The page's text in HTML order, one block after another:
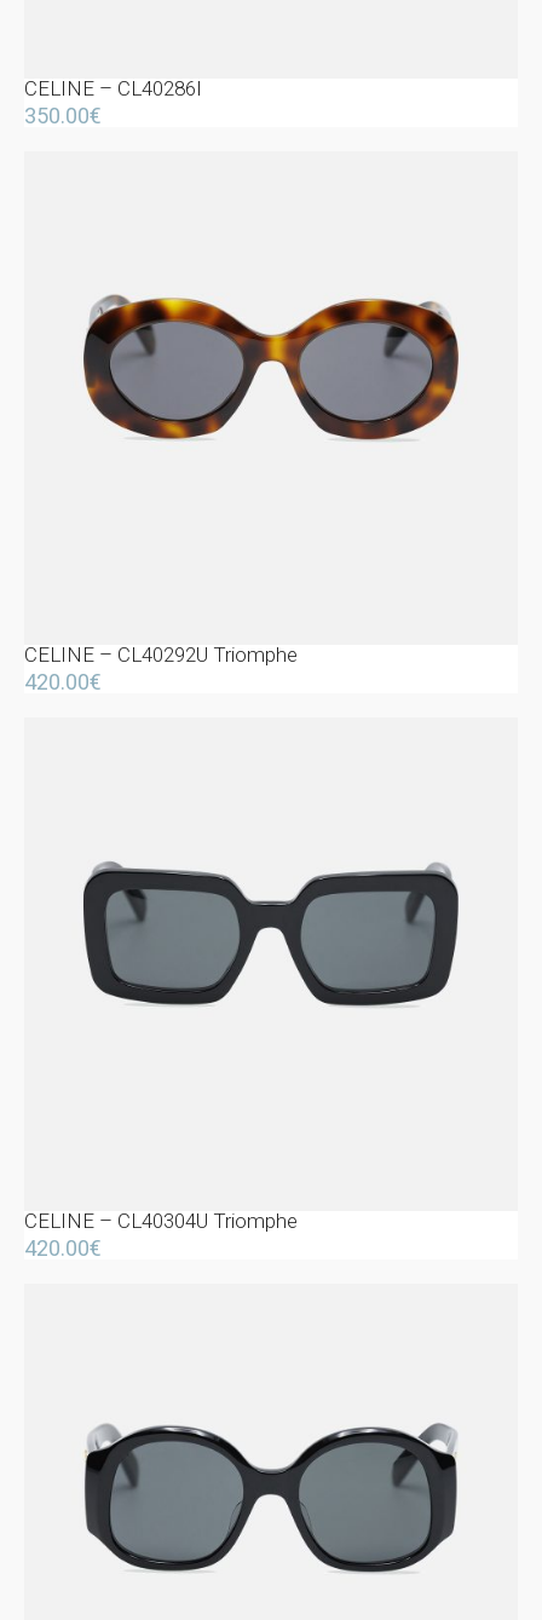
CELINE – CL40286I
350.00€
CELINE – CL40292U Triomphe
420.00€
CELINE – CL40304U Triomphe
420.00€